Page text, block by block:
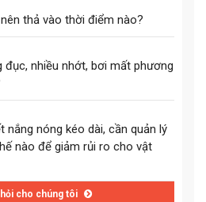
thả vào thời điểm nào?
đục, nhiều nhớt, bơi mất phương
nắng nóng kéo dài, cần quản lý
nào để giảm rủi ro cho vật
cho chúng tôi